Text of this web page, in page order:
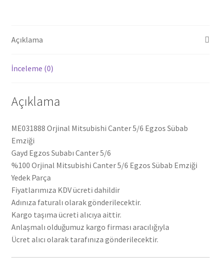
Açıklama
İnceleme (0)
Açıklama
ME031888 Orjinal Mitsubishi Canter 5/6 Egzos Sübab
Emziği
Gayd Egzos Subabı Canter 5/6
%100 Orjinal Mitsubishi Canter 5/6 Egzos Sübab Emziği
Yedek Parça
Fiyatlarımıza KDV ücreti dahildir
Adınıza faturalı olarak gönderilecektir.
Kargo taşıma ücreti alıcıya aittir.
Anlaşmalı olduğumuz kargo firması aracılığıyla
Ücret alıcı olarak tarafınıza gönderilecektir.